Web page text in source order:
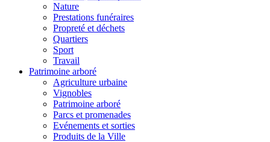
Nature
Prestations funéraires
Propreté et déchets
Quartiers
Sport
Travail
Patrimoine arboré
Agriculture urbaine
Vignobles
Patrimoine arboré
Parcs et promenades
Evénements et sorties
Produits de la Ville